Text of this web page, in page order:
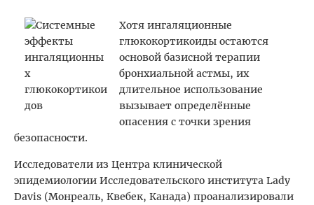
Хотя ингаляционные
глюкокортикоиды остаются
основой базисной терапии
бронхиальной астмы, их
длительное использование
вызывает определённые
опасения с точки зрения
безопасности.
Исследователи из Центра клинической
эпидемиологии Исследовательского института Lady
Davis (Монреаль, Квебек, Канада) проанализировали